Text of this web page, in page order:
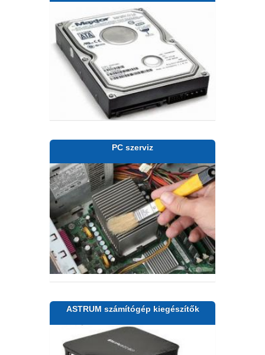
PC szerviz
ASTRUM számítógép kiegészítők